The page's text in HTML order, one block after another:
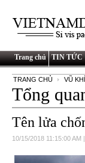
Trang chủ TIN TỨC
TRANG CHỦ VŨ KHÍ
Tổng
Tên lửa
10/15/2018 11:15:00